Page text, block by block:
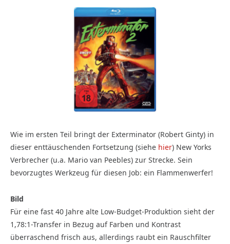
Wie im ersten Teil bringt der Exterminator (Robert Ginty) in
dieser enttäuschenden Fortsetzung (siehe hier) New Yorks
Verbrecher (u.a. Mario van Peebles) zur Strecke. Sein
bevorzugtes Werkzeug für diesen Job: ein Flammenwerfer!
Bild
Für eine fast 40 Jahre alte Low-Budget-Produktion sieht der
1,78:1-Transfer in Bezug auf Farben und Kontrast
überraschend frisch aus, allerdings raubt ein Rauschfilter